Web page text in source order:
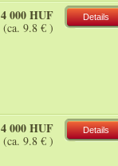
4 000 HUF
(ca. 9.8 € )
Details
4 000 HUF
(ca. 9.8 € )
Details